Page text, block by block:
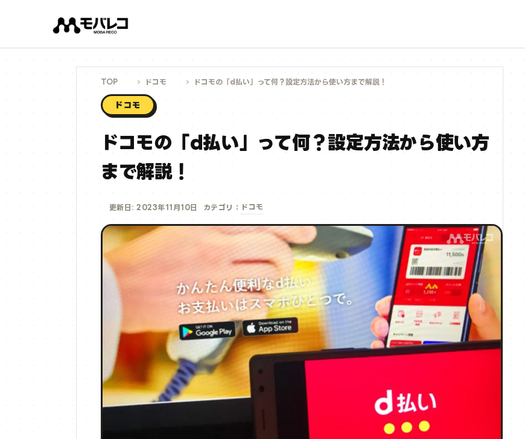
ス
TOP ドコモ ドコモの「d払い」って何？設定方法から使い方まで解説！
ドコモ
ドコモの「d払い」って何？設定方法から使い方
まで解説！
更新日: 2023年11月10日 カテゴリ： ドコモ